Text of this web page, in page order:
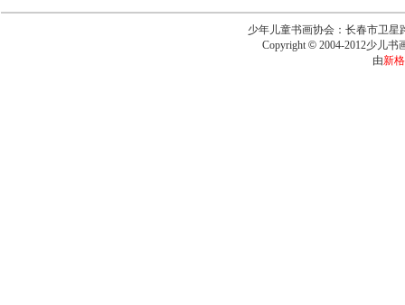
少年儿童书画协会：长春市卫星
Copyright ©2004-2012少儿书
由新